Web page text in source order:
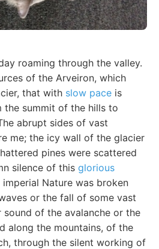
roaming through the valley.
of the Arveiron, which
that with slow pace is
the summit of the hills to
abrupt sides of vast
me; the icy wall of the glacier
pines were scattered
silence of this glorious
Nature was broken
or the fall of some vast
of the avalanche or the
along the mountains, of the
through the silent working of